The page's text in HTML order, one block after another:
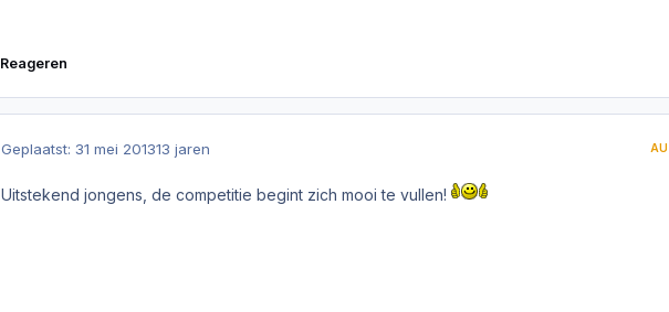
Reageren
Geplaatst: 31 mei 201313 jaren
Uitstekend jongens, de competitie begint zich mooi te vullen!